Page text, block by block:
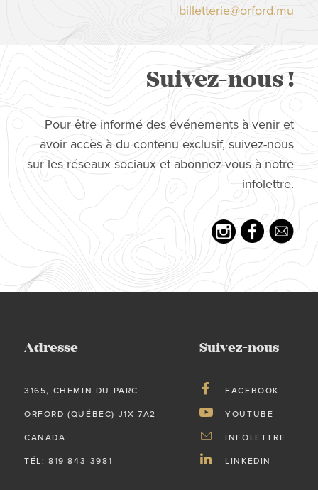
billetterie@orford.mu
Suivez-nous !
Pour être informé des événements à venir et
avoir accès à du contenu exclusif, suivez-nous
sur les réseaux sociaux et abonnez-vous à notre
infolettre.
Adresse
3165, CHEMIN DU PARC
ORFORD (QUÉBEC) J1X 7A2
CANADA
TÉL: 819 843-3981
Suivez-nous
FACEBOOK
YOUTUBE
INFOLETTRE
LINKEDIN